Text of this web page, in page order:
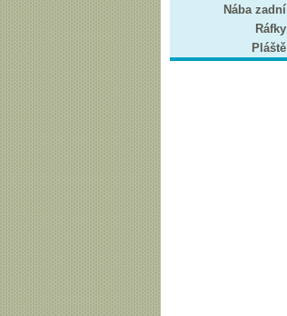
Nába zadní
Ráfky
Pláště